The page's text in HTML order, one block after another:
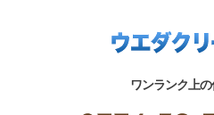
ワンランク上